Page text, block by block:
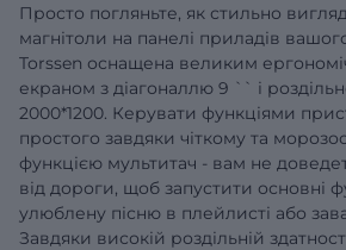
Просто погляньте, як стильно
магнітоли на панелі приладів
Torssen оснащена великим
екраном з діагоналлю 9 `` і
2000*1200. Керувати функціями
простого завдяки чіткому та
функцією мультитач - вам не
від дороги, щоб запустити основні
улюблену пісню в плейлисті або
Завдяки високій роздільній